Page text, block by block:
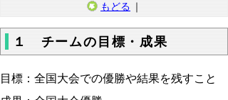
もどる ｜
１ チームの目標・成果
目標：全国大会での優勝や結果を残すこと